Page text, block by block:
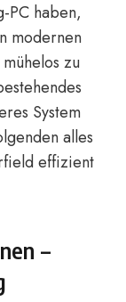
PC haben,
modernen
zu
System
alles
effizient
–